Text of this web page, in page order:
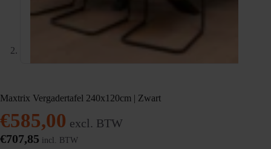
Maxtrix Vergadertafel 240x120cm | Zwart
€585,00 excl. BTW
€707,85 incl. BTW